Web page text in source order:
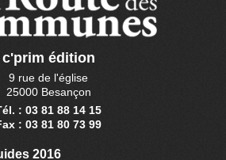
c'prim édition
9 rue de l'église
25000 Besançon
: 03 81 88 14 15
: 03 81 80 73 99
2016